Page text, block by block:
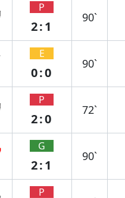
P
2:1
90`
E
0:0
90`
P
2:0
72`
G
2:1
90`
P